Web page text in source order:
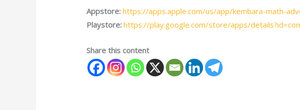
Appstore: https://apps.apple.com/us/app/kembara-math-
Playstore: https://play.google.com/store/apps/
Share this content